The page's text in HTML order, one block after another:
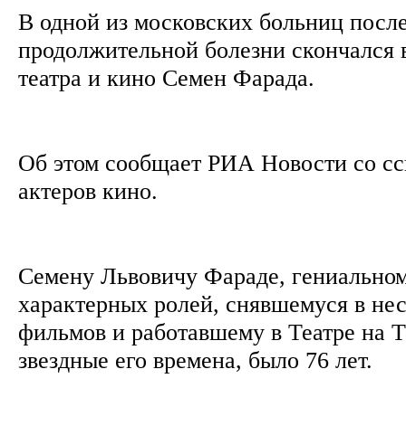
В одной из московских больниц
продолжительной болезни
театра и кино Семен Фарада.
Об этом сообщает РИА Новости со
актеров кино.
Семену Львовичу Фараде,
характерных ролей, снявшемуся в
фильмов и работавшему в Театре на
звездные его времена, было 76 лет.